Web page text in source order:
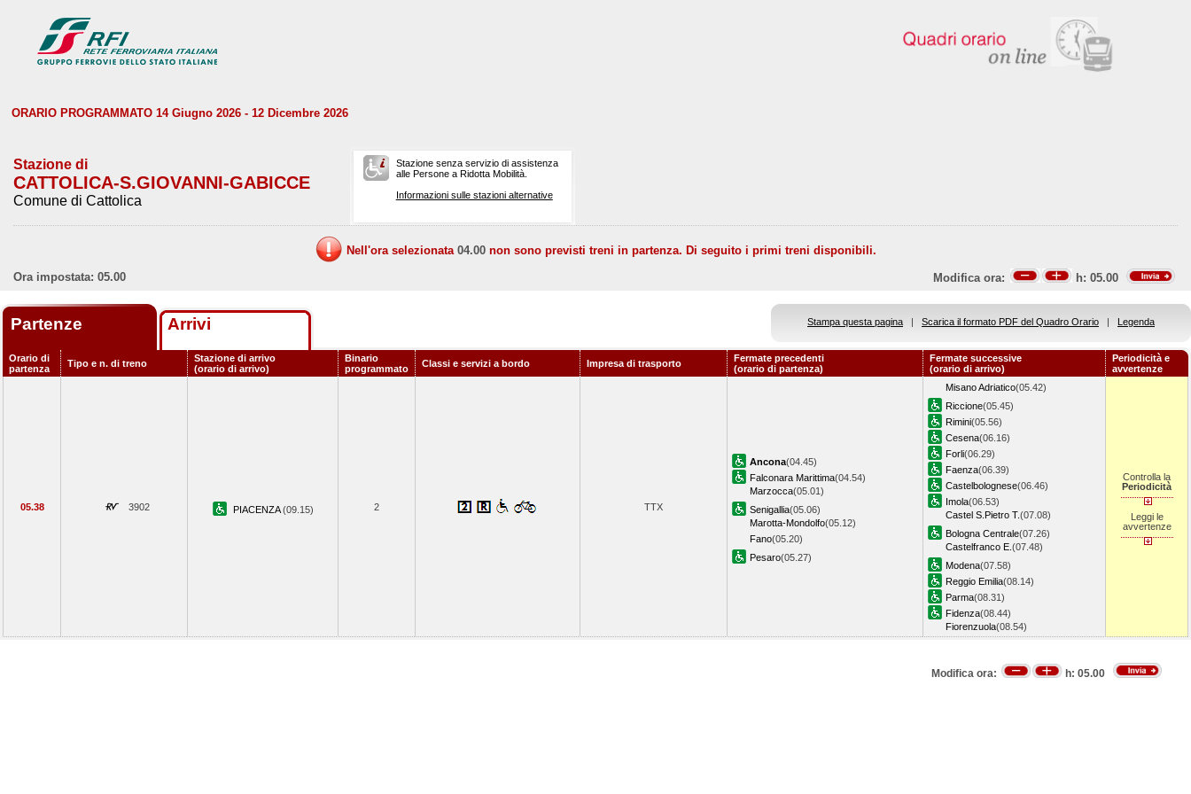
ORARIO PROGRAMMATO 14 Giugno 2026 - 12 Dicembre 2026
Stazione di
CATTOLICA-S.GIOVANNI-GABICCE
Comune di Cattolica
Stazione senza servizio di assistenza
alle Persone a Ridotta Mobilità.
Informazioni sulle stazioni alternative
Nell'ora selezionata 04.00 non sono previsti treni in partenza. Di seguito i primi treni disponibili.
Ora impostata: 05.00
Modifica ora: h: 05.00
Partenze Arrivi Stampa questa pagina | Scarica il formato PDF del Quadro Orario | Legenda
Orario di
partenza
Tipo e n. di treno
Stazione di arrivo
(orario di arrivo)
Binario
programmato
Classi e servizi a bordo Impresa di trasporto
Fermate precedenti
(orario di partenza)
Fermate successive
(orario di arrivo)
Periodicità e
avvertenze
05.38 3902 PIACENZA(09.15) 2 TTX
Ancona(04.45)
Falconara Marittima(04.54)
Marzocca(05.01)
Senigallia(05.06)
Marotta-Mondolfo(05.12)
Fano(05.20)
Pesaro(05.27)
Misano Adriatico(05.42)
Riccione(05.45)
Rimini(05.56)
Cesena(06.16)
Forli(06.29)
Faenza(06.39)
Castelbolognese(06.46)
Imola(06.53)
Castel S.Pietro T.(07.08)
Bologna Centrale(07.26)
Castelfranco E. (07.48)
Modena(07.58)
Reggio Emilia(08.14)
Parma(08.31)
Fidenza(08.44)
Fiorenzuola(08.54)
Controlla la
Periodicità
Leggi le
avvertenze
Modifica ora: h: 05.00